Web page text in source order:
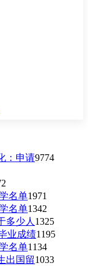
：申请9774
名单1971
名单1342
多少人 1325
业成绩1195
名单1134
出国留1033